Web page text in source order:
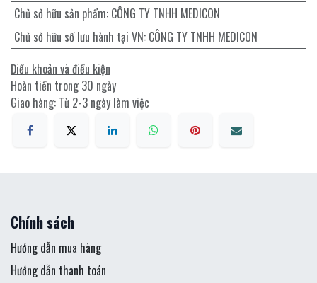
Chủ sở hữu sản phẩm: CÔNG TY TNHH MEDICON
Chủ sở hữu số lưu hành tại VN: CÔNG TY TNHH MEDICON
Điều khoản và điều kiện
Hoàn tiền trong 30 ngày
Giao hàng: Từ 2-3 ngày làm việc
Chính sách
Hướng dẫn mua hàng
Hướng dẫn thanh toán